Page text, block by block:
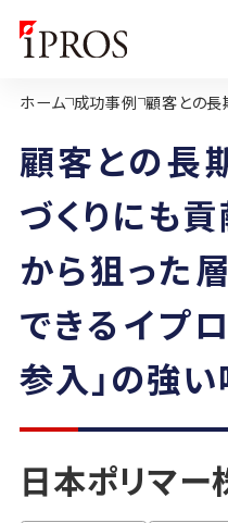
ホーム 成功事例 顧客との長
顧客との長
づくりにも
から狙った
できるイプ
参入」の強い
日本ポリマー